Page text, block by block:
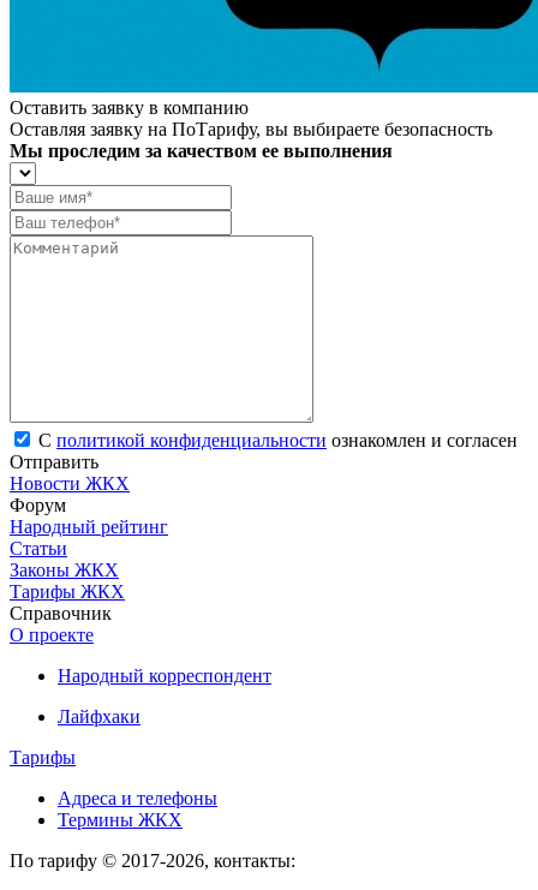
Оставить заявку в компанию
Оставляя заявку на ПоТарифу, вы выбираете безопасность
Мы проследим за качеством ее выполнения
С политикой конфиденциальности ознакомлен и согласен
Отправить
Новости ЖКХ
Форум
Народный рейтинг
Статьи
Законы ЖКХ
Тарифы ЖКХ
Справочник
О проекте
Народный корреспондент
Лайфхаки
Тарифы
Адреса и телефоны
Термины ЖКХ
По тарифу © 2017-2026, контакты: